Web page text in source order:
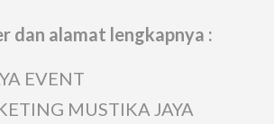
dan alamat lengkapnya :
EVENT
MUSTIKA JAYA